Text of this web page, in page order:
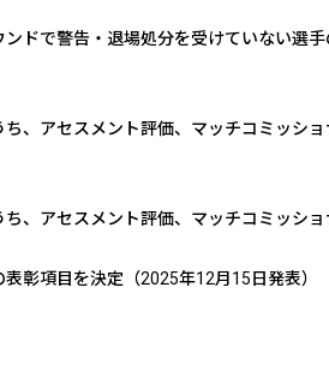
ドで警告・退場処分を受けていない選
、アセスメント評価、マッチコミッシ
、アセスメント評価、マッチコミッシ
彰項目を決定 （2025年12月15日発表）